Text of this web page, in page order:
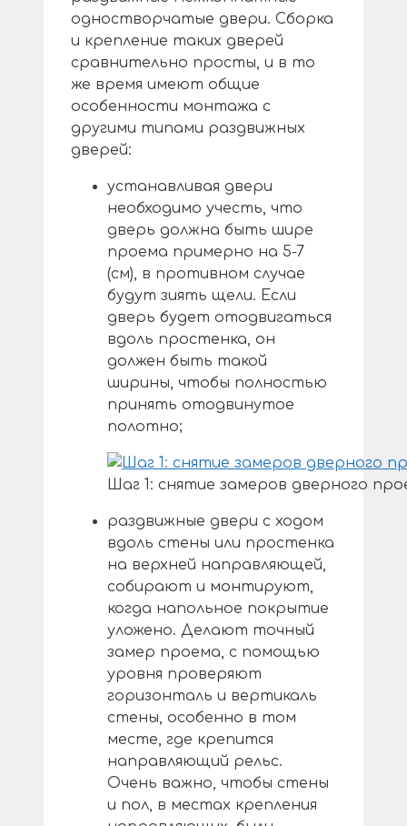
одностворчатые двери. Сборка
и крепление таких дверей
сравнительно просты, и в то
же время имеют общие
особенности монтажа с
другими типами раздвижных
дверей:
устанавливая двери
необходимо учесть, что
дверь должна быть шире
проема примерно на 5-7
(см), в противном случае
будут зиять щели. Если
дверь будет отодвигаться
вдоль простенка, он
должен быть такой
ширины, чтобы полностью
принять отодвинутое
полотно;
Шаг 1: снятие замеров дверного
раздвижные двери с ходом
вдоль стены или простенка
на верхней направляющей,
собирают и монтируют,
когда напольное покрытие
уложено. Делают точный
замер проема, с помощью
уровня проверяют
горизонталь и вертикаль
стены, особенно в том
месте, где крепится
направляющий рельс.
Очень важно, чтобы стены
и пол, в местах крепления